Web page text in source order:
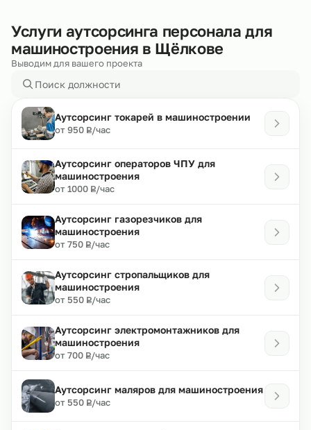
Услуги аутсорсинга персонала для
машиностроения в Щёлкове
Выводим для вашего проекта
Аутсорсинг токарей в машиностроении
от 950 ₽
Р/час
Аутсорсинг операторов ЧПУ для
машиностроения
от 1000 ₽
Р/час
Аутсорсинг газорезчиков для
машиностроения
от 750 ₽
Р/час
Аутсорсинг стропальщиков для
машиностроения
от 550 ₽
Р/час
Аутсорсинг электромонтажников для
машиностроения
от 700 ₽
Р/час
Аутсорсинг маляров для машиностроения
от 550 ₽
Р/час